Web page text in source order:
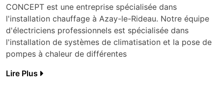
CONCEPT est une entreprise spécialisée dans
l'installation chauffage à Azay-le-Rideau. Notre équipe
d'électriciens professionnels est spécialisée dans
l'installation de systèmes de climatisation et la pose de
pompes à chaleur de différentes
Lire Plus